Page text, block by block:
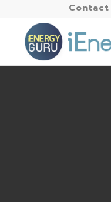
Contact